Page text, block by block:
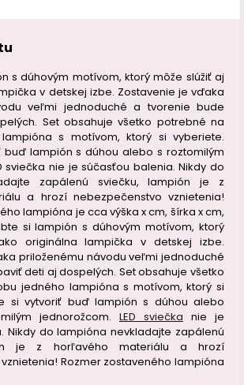
s dúhovým motívom, ktorý môže slúžiť aj
v detskej izbe. Zostavenie je vďaka
veľmi jednoduché a tvorenie bude
Set obsahuje všetko potrebné na
s motívom, ktorý si vyberiete.
buď lampión s dúhou alebo s roztomilým
sviečka nie je súčasťou balenia. Nikdy do
zapálenú sviečku, lampión je z
a hrozí nebezpečenstvo vznietenia!
lampióna je cca výška x cm, šírka x cm,
si lampión s dúhovým motívom, ktorý
originálna lampička v detskej izbe.
priloženému návodu veľmi jednoduché
deti aj dospelých. Set obsahuje všetko
jedného lampióna s motívom, ktorý si
si vytvoriť buď lampión s dúhou alebo
jednorožcom. LED sviečka nie je
Nikdy do lampióna nevkladajte zapálenú
je z horľavého materiálu a hrozí
Rozmer zostaveného lampióna